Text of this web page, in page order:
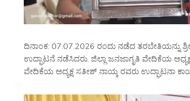
ದಿನಾಂಕ: 07.07.2026 ರಂದು ನಡೆದ ತರಬೇತಿಯನ್ನು
ಉದ್ಘಾಟನೆ ನಡೆಸಿದರು. ಜಿಲ್ಲಾ ಜನಜಾಗೃತಿ ವೇದಿಕೆಯ
ವೇದಿಕೆಯ ಅದ್ಯಕ್ಷ ಸತೀಶ್ ನಾಯ್ಕ ರವರು ಉದ್ಘಾಟನಾ